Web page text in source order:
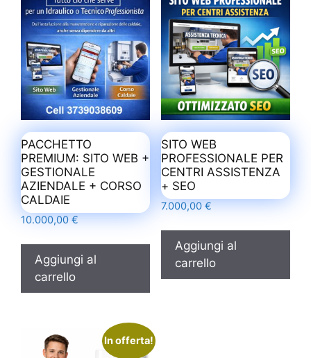
PACCHETTO
PREMIUM: SITO WEB +
GESTIONALE
AZIENDALE + CORSO
CALDAIE
10.000,00€
Aggiungi al
carrello
SITO WEB
PROFESSIONALE PER
CENTRI ASSISTENZA
+ SEO
7.000,00€
Aggiungi al
carrello
In offerta!